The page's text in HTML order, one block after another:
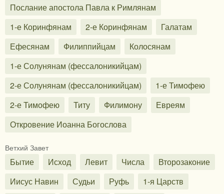
Послание апостола Павла к Римлянам
1-е Коринфянам
2-е Коринфянам
Галатам
Ефесянам
Филиппийцам
Колосянам
1-е Солунянам (фессалоникийцам)
2-е Солунянам (фессалоникийцам)
1-е Тимофею
2-е Тимофею
Титу Филимону
Евреям
Откровение Иоанна Богослова
Ветхий Завет
Бытие Исход Левит Числа
Второзаконие
Иисус Навин
Судьи Руфь
1-я Царств